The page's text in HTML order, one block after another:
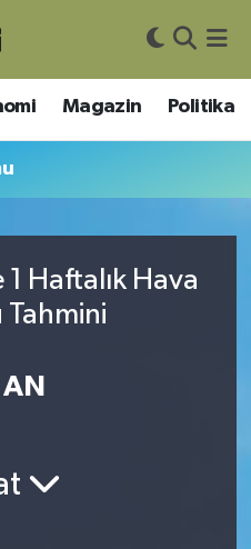
Magazin Politika
1 Haftalık Hava
Tahmini